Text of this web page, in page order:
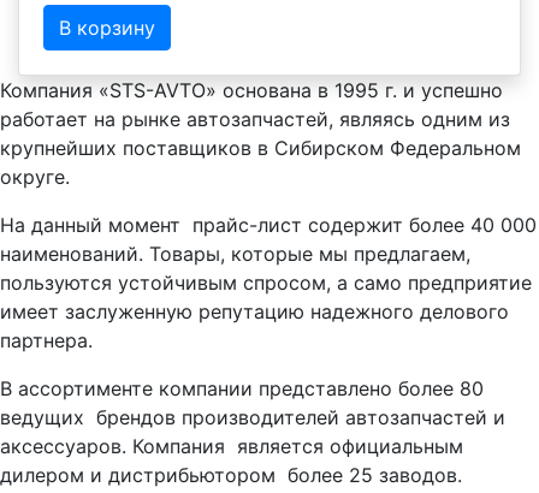
В корзину
Компания «STS-AVTO» основана в 1995 г. и успешно
работает на рынке автозапчастей, являясь одним из
крупнейших поставщиков в Сибирском Федеральном
округе.
На данный момент прайс-лист содержит более 40 000
наименований. Товары, которые мы предлагаем,
пользуются устойчивым спросом, а само предприятие
имеет заслуженную репутацию надежного делового
партнера.
В ассортименте компании представлено более 80
ведущих брендов производителей автозапчастей и
аксессуаров. Компания является официальным
дилером и дистрибьютором более 25 заводов.